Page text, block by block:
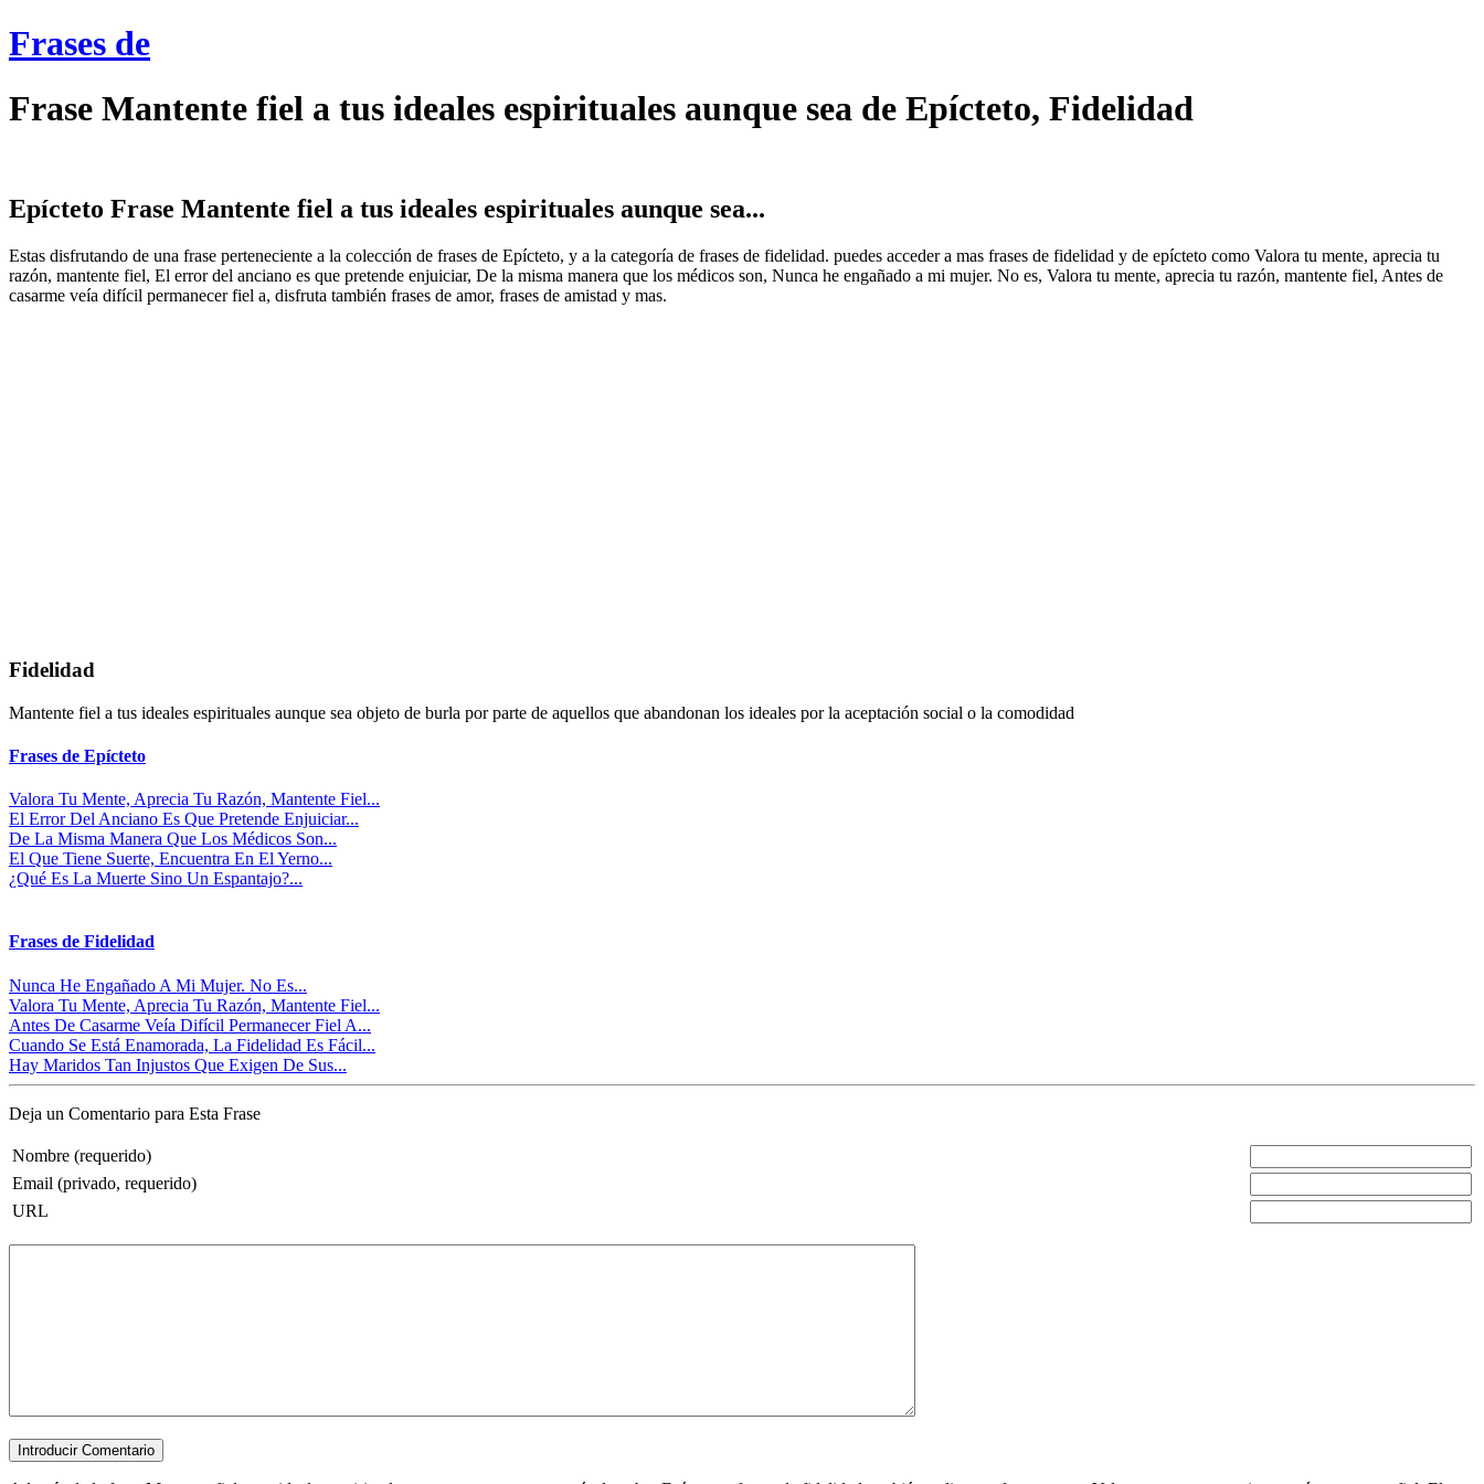
Frases de
Frase Mantente fiel a tus ideales espirituales aunque sea de Epícteto, Fidelidad
Epícteto Frase Mantente fiel a tus ideales espirituales aunque sea...
Estas disfrutando de una frase perteneciente a la colección de frases de Epícteto, y a la categoría de frases de fidelidad. puedes acceder a mas frases de fidelidad y de epícteto como Valora tu mente, aprecia tu
razón, mantente fiel, El error del anciano es que pretende enjuiciar, De la misma manera que los médicos son, Nunca he engañado a mi mujer. No es, Valora tu mente, aprecia tu razón, mantente fiel, Antes de
casarme veía difícil permanecer fiel a, disfruta también frases de amor, frases de amistad y mas.
Fidelidad
Mantente fiel a tus ideales espirituales aunque sea objeto de burla por parte de aquellos que abandonan los ideales por la aceptación social o la comodidad
Frases de Epícteto
Valora Tu Mente, Aprecia Tu Razón, Mantente Fiel...
El Error Del Anciano Es Que Pretende Enjuiciar...
De La Misma Manera Que Los Médicos Son...
El Que Tiene Suerte, Encuentra En El Yerno...
¿Qué Es La Muerte Sino Un Espantajo?...
Frases de Fidelidad
Nunca He Engañado A Mi Mujer. No Es...
Valora Tu Mente, Aprecia Tu Razón, Mantente Fiel...
Antes De Casarme Veía Difícil Permanecer Fiel A...
Cuando Se Está Enamorada, La Fidelidad Es Fácil...
Hay Maridos Tan Injustos Que Exigen De Sus...
Deja un Comentario para Esta Frase
Nombre (requerido)
Email (privado, requerido)
URL